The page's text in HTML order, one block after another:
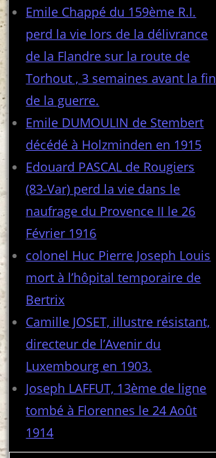
Emile Chappé du 159ème R.I.
perd la vie lors de la délivrance
de la Flandre sur la route de
Torhout , 3 semaines avant la fin
de la guerre.
Emile DUMOULIN de Stembert
décédé à Holzminden en 1915
Edouard PASCAL de Rougiers
(83-Var) perd la vie dans le
naufrage du Provence II le 26
Février 1916
colonel Huc Pierre Joseph Louis
mort à l’hôpital temporaire de
Bertrix
Camille JOSET, illustre résistant,
directeur de l’Avenir du
Luxembourg en 1903.
Joseph LAFFUT, 13ème de ligne
tombé à Florennes le 24 Août
1914